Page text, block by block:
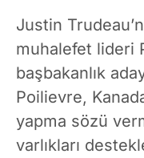
Justin
muhalefet lideri
başbakanlık
Poilievre,
yapma sözü
varlıkları